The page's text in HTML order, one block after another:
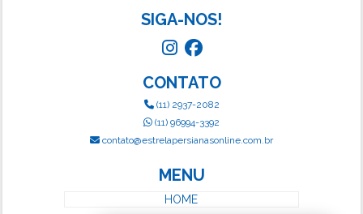
SIGA-NOS!
CONTATO
(11) 2937-2082
(11) 96994-3392
contato@estrelapersianasonline.com.br
MENU
HOME